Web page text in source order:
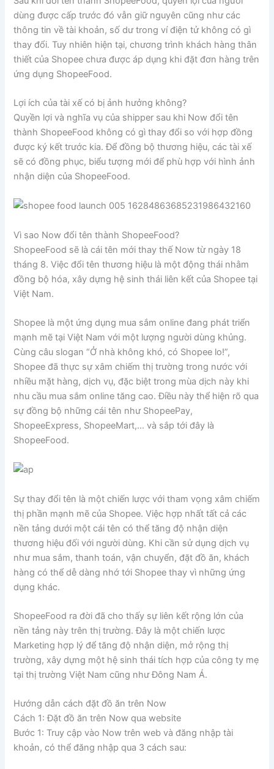
dùng được cấp trước đó vẫn giữ nguyên cũng như các
thông tin về tài khoản, số dư trong ví điện tử không có gì
thay đổi. Tuy nhiên hiện tại, chương trình khách hàng thân
thiết của Shopee chưa được áp dụng khi đặt đơn hàng trên
ứng dụng ShopeeFood.
Lợi ích của tài xế có bị ảnh hưởng không?
Quyền lợi và nghĩa vụ của shipper sau khi Now đổi tên
thành ShopeeFood không có gì thay đổi so với hợp đồng
được ký kết trước kia. Để đồng bộ thương hiệu, các tài xế
sẽ có đồng phục, biểu tượng mới để phù hợp với hình ảnh
nhận diện của ShopeeFood.
Vì sao Now đổi tên thành ShopeeFood?
ShopeeFood sẽ là cái tên mới thay thế Now từ ngày 18
tháng 8. Việc đổi tên thương hiệu là một động thái nhằm
đồng bộ hóa, xây dựng hệ sinh thái liên kết của Shopee tại
Việt Nam.
Shopee là một ứng dụng mua sắm online đang phát triển
mạnh mẽ tại Việt Nam với một lượng người dùng khủng.
Cùng câu slogan “Ở nhà không khó, có Shopee lo!”,
Shopee đã thực sự xâm chiếm thị trường trong nước với
nhiều mặt hàng, dịch vụ, đặc biệt trong mùa dịch này khi
nhu cầu mua sắm online tăng cao. Điều này thể hiện rõ qua
sự đồng bộ những cái tên như ShopeePay,
ShopeeExpress, ShopeeMart,… và sắp tới đây là
ShopeeFood.
Sự thay đổi tên là một chiến lược với tham vọng xâm chiếm
thị phần mạnh mẽ của Shopee. Việc hợp nhất tất cả các
nền tảng dưới một cái tên có thể tăng độ nhận diện
thương hiệu đối với người dùng. Khi cần sử dụng dịch vụ
như mua sắm, thanh toán, vận chuyển, đặt đồ ăn, khách
hàng có thể dễ dàng nhớ tới Shopee thay vì những ứng
dụng khác.
ShopeeFood ra đời đã cho thấy sự liên kết rộng lớn của
nền tảng này trên thị trường. Đây là một chiến lược
Marketing hợp lý để tăng độ nhận diện, mở rộng thị
trường, xây dựng một hệ sinh thái tích hợp của công ty mẹ
tại thị trường Việt Nam cũng như Đông Nam Á.
Hướng dẫn cách đặt đồ ăn trên Now
Cách 1: Đặt đồ ăn trên Now qua website
Bước 1: Truy cập vào Now trên web và đăng nhập tài
khoản, có thể đăng nhập qua 3 cách sau: